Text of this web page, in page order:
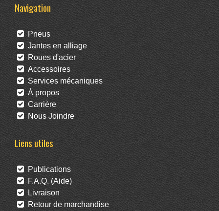
Navigation
Pneus
Jantes en alliage
Roues d'acier
Accessoires
Services mécaniques
À propos
Carrière
Nous Joindre
Liens utiles
Publications
F.A.Q. (Aide)
Livraison
Retour de marchandise